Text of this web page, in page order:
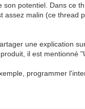
son potentiel. Dans ce
assez malin (ce thread
une explication
il est mentionné
programmer